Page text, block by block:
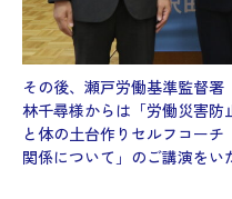
その後、瀬戸労働基準監督
林千尋様からは「労働災害
と体の土台作りセルフコー
関係について」のご講演をい